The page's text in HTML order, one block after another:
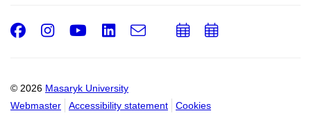
© 2026 Masaryk University
Webmaster
Accessibility statement Cookies
Facebook
Instagram
Youtube
LinkedIn
e-
Email
AddAdd